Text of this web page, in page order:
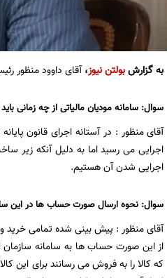
به گزارشبولتن نیوز،آقای داوود منظور رئیس
سوال: سامانه مودیان مالیاتی از چه زمانی
آقای منظور : در آستانه اجرای قانون
اجرایی می رسید اما به دلیل آنکه زیر
اجرایی شدن آن هستیم.
سوال: نحوه ارسال صورت حساب ها در این
آقای منظور : پیش بینی شده تمامی خرید
از این صورت حساب ها به سامانه سازمان
که کالا را به فروش می رسانند برای این